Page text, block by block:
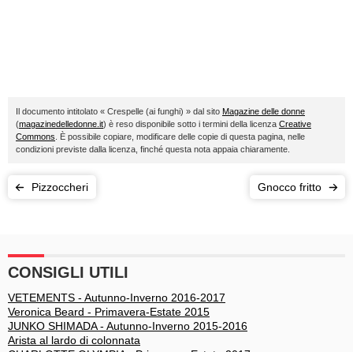
Il documento intitolato « Crespelle (ai funghi) » dal sito Magazine delle donne
(magazinedelledonne.it) è reso disponibile sotto i termini della licenza Creative
Commons . È possibile copiare, modificare delle copie di questa pagina, nelle
condizioni previste dalla licenza, finché questa nota appaia chiaramente.
Pizzoccheri Gnocco fritto
CONSIGLI UTILI
VETEMENTS - Autunno-Inverno 2016-2017
Veronica Beard - Primavera-Estate 2015
JUNKO SHIMADA - Autunno-Inverno 2015-2016
Arista al lardo di colonnata